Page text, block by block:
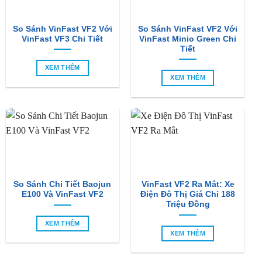
So Sánh VinFast VF2 Với
VinFast VF3 Chi Tiết
XEM THÊM
So Sánh VinFast VF2 Với
VinFast Minio Green Chi
Tiết
XEM THÊM
So Sánh Chi Tiết Baojun
E100 Và VinFast VF2
XEM THÊM
VinFast VF2 Ra Mắt: Xe
Điện Đô Thị Giá Chỉ 188
Triệu Đồng
XEM THÊM